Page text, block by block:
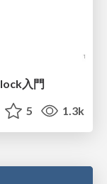
入門
5 1.3k